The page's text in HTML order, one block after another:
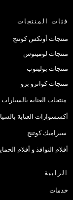
فئات المنتجات
منتجات أونكس كوتنج
منتجات لومينوس
منتجات بوليتوب
منتجات كواترو برو
منتجات العناية بالسيارات
أكسسوارات العناية
سيراميك كوتنج
أفلام النوافذ و أفلام
الرابية
خدمات